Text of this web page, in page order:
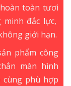
toàn tươi
đắc lực,
giới hạn.
phẩm công
màn hình
phù hợp